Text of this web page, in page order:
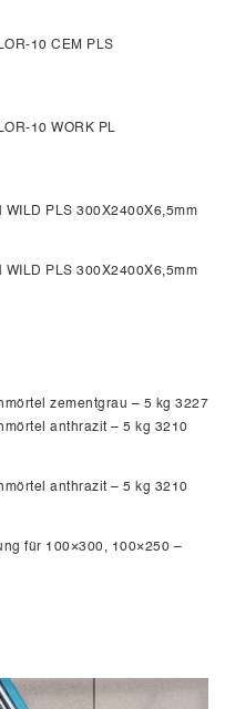
10 CEM PLS
10 WORK PL
PLS 300X2400X6,5mm
PLS 300X2400X6,5mm
zementgrau – 5 kg 3227
anthrazit – 5 kg 3210
anthrazit – 5 kg 3210
für 100×300, 100×250 –